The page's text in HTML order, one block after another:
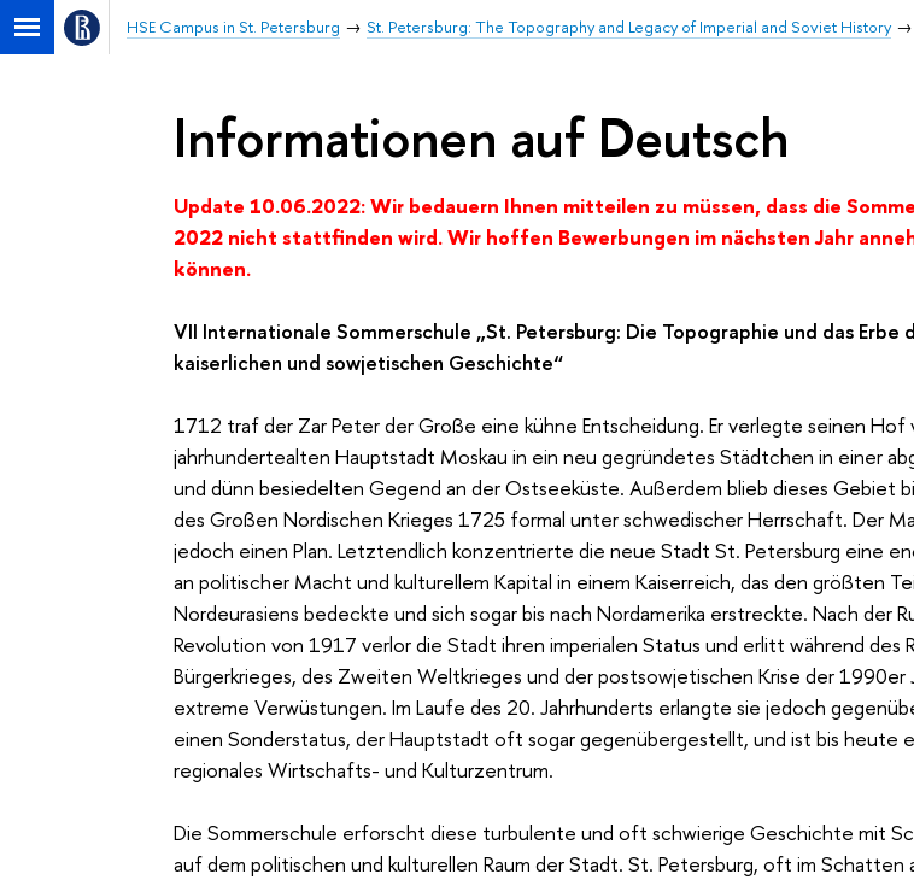
HSE Campus in St. Petersburg St. Petersburg: The Topography and Legacy of Imperial and Soviet History
Informationen auf Deutsch
Update 10.06.2022: Wir bedauern Ihnen mitteilen zu müssen, dass die
2022 nicht stattfinden wird. Wir hoffen Bewerbungen im nächsten Jahr
können.
VII Internationale Sommerschule „St. Petersburg: Die Topographie und das Erbe
kaiserlichen und sowjetischen Geschichte“
1712 traf der Zar Peter der Große eine kühne Entscheidung. Er verlegte seinen Hof
jahrhundertealten Hauptstadt Moskau in ein neu gegründetes Städtchen in einer
und dünn besiedelten Gegend an der Ostseeküste. Außerdem blieb dieses Gebiet
des Großen Nordischen Krieges 1725 formal unter schwedischer Herrschaft. Der
jedoch einen Plan. Letztendlich konzentrierte die neue Stadt St. Petersburg eine
an politischer Macht und kulturellem Kapital in einem Kaiserreich, das den größten
Nordeurasiens bedeckte und sich sogar bis nach Nordamerika erstreckte. Nach der
Revolution von 1917 verlor die Stadt ihren imperialen Status und erlitt während des
Bürgerkrieges, des Zweiten Weltkrieges und der postsowjetischen Krise der 1990er
extreme Verwüstungen. Im Laufe des 20. Jahrhunderts erlangte sie jedoch
einen Sonderstatus, der Hauptstadt oft sogar gegenübergestellt, und ist bis heute
regionales Wirtschafts- und Kulturzentrum.
Die Sommerschule erforscht diese turbulente und oft schwierige Geschichte mit
auf dem politischen und kulturellen Raum der Stadt. St. Petersburg, oft im Schatten